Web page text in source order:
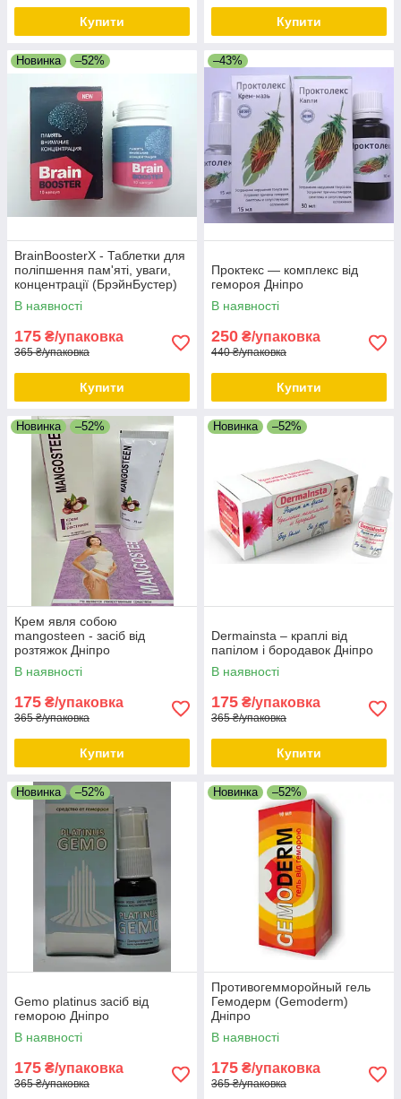
Купити Купити
Новинка –52%
BrainBoosterX - Таблетки для
поліпшення пам'яті, уваги,
концентрації (БрэйнБустер)
Дніпро
В наявності
175 ₴/упаковка
365 ₴/упаковка
Купити
–43%
Проктекс — комплекс від
гемороя Дніпро
В наявності
250 ₴/упаковка
440 ₴/упаковка
Купити
Новинка –52%
Крем явля собою
mangosteen - засіб від
розтяжок Дніпро
В наявності
175 ₴/упаковка
365 ₴/упаковка
Купити
Новинка –52%
Dermainsta – краплі від
папілом і бородавок Дніпро
В наявності
175 ₴/упаковка
365 ₴/упаковка
Купити
Новинка –52%
Gemo platinus засіб від
геморою Дніпро
В наявності
175 ₴/упаковка
365 ₴/упаковка
Новинка –52%
Противогемморойный гель
Гемодерм (Gemoderm)
Дніпро
В наявності
175 ₴/упаковка
365 ₴/упаковка